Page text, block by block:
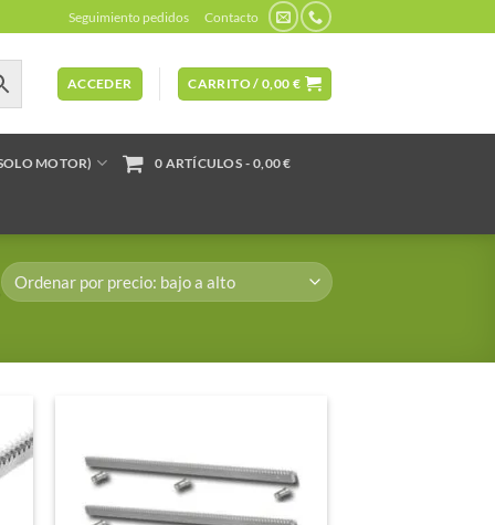
Seguimiento pedidos Contacto
ACCEDER CARRITO / 0,00 €
MOTOR) 0 ARTÍCULOS 0,00 €